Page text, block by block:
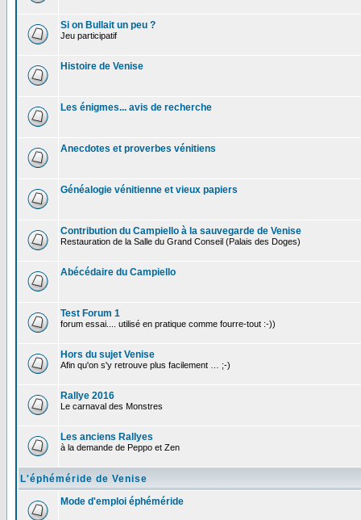
Si on Bullait un peu ?
Jeu participatif
Histoire de Venise
Les énigmes... avis de recherche
Anecdotes et proverbes vénitiens
Généalogie vénitienne et vieux papiers
Contribution du Campiello à la sauvegarde de Venise
Restauration de la Salle du Grand Conseil (Palais des Doges)
Abécédaire du Campiello
Test Forum 1
forum essai.... utilisé en pratique comme fourre-tout :-))
Hors du sujet Venise
Afin qu'on s'y retrouve plus facilement … ;-)
Rallye 2016
Le carnaval des Monstres
Les anciens Rallyes
à la demande de Peppo et Zen
L'éphéméride de Venise
Mode d'emploi éphéméride